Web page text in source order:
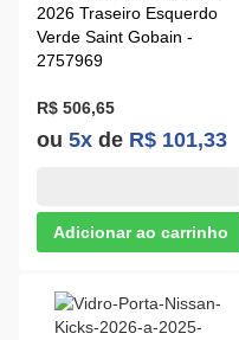
2026 Traseiro Esquerdo
Verde Saint Gobain -
2757969
R$ 506,65
ou 5x de R$ 101,33